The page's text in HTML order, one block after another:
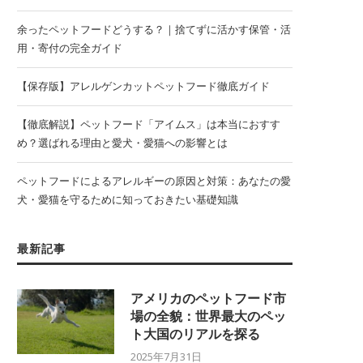
余ったペットフードどうする？｜捨てずに活かす保管・活
用・寄付の完全ガイド
【保存版】アレルゲンカットペットフード徹底ガイド
【徹底解説】ペットフード「アイムス」は本当におすす
め？選ばれる理由と愛犬・愛猫への影響とは
ペットフードによるアレルギーの原因と対策：あなたの愛
犬・愛猫を守るために知っておきたい基礎知識
最新記事
アメリカのペットフード市
場の全貌：世界最大のペッ
ト大国のリアルを探る
2025年7月31日